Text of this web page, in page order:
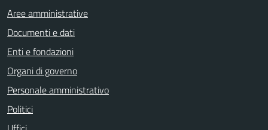
Aree amministrative
Documenti e dati
Enti e fondazioni
Organi di governo
Personale amministrativo
Politici